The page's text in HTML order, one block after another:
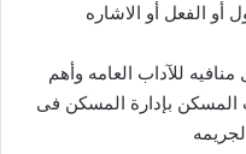
أو الفعل أو الاشاره
للآداب العامه وأهم
بإدارة المسكن فى